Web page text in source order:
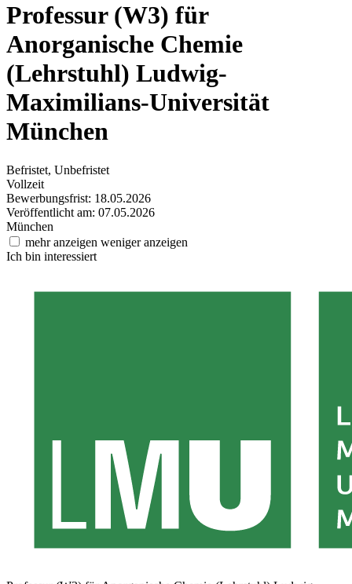
Professur (W3) für
Anorganische Chemie
(Lehrstuhl) Ludwig-
Maximilians-Universität
München
Befristet, Unbefristet
Vollzeit
Bewerbungsfrist: 18.05.2026
Veröffentlicht am: 07.05.2026
München
mehr anzeigen weniger anzeigen
Ich bin interessiert